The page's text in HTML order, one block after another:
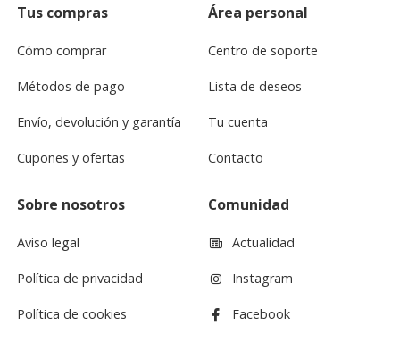
Tus compras
Cómo comprar
Métodos de pago
Envío, devolución y garantía
Cupones y ofertas
Área personal
Centro de soporte
Lista de deseos
Tu cuenta
Contacto
Sobre nosotros
Aviso legal
Política de privacidad
Política de cookies
Comunidad
Actualidad
Instagram
Facebook